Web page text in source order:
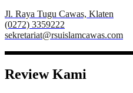
Jl. Raya Tugu Cawas, Klaten
(0272) 3359222
sekretariat@rsuislamcawas.com
Review Kami